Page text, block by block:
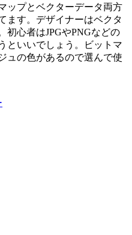
ップとベクターデータ両方
ます。デザイナーはベクタ
初心者はJPGやPNGなどの
といいでしょう。ビットマ
ュの色があるので選んで使